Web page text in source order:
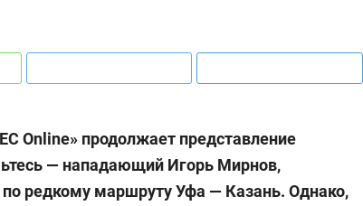
Оnline» продолжает представление
— нападающий Игорь Мирнов,
редкому маршруту Уфа — Казань. Однако,